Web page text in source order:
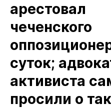
арестовал
чеченского
суток;
активиста
просили о